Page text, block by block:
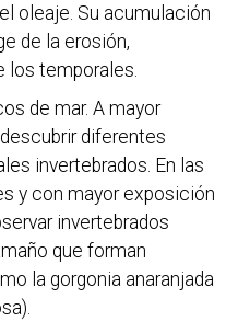
oleaje. Su acumulación
de la erosión,
los temporales.
de mar. A mayor
diferentes
invertebrados. En las
y con mayor exposición
invertebrados
que forman
la gorgonia anaranjada